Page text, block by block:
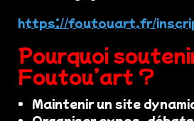
https://foutouart.fr/
Pourquoi
Foutou’art ?
Maintenir un site